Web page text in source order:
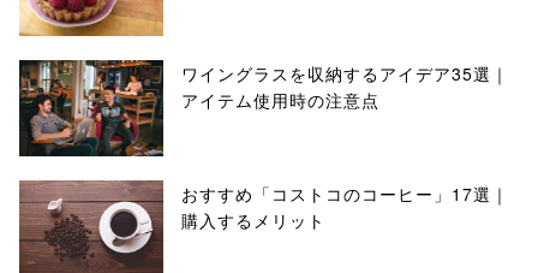
ワイングラスを収納するアイデア35選｜
アイテム使用時の注意点
おすすめ「コストコのコーヒー」17選｜
購入するメリット